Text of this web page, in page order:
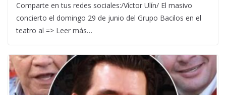
Comparte en tus redes sociales:/Víctor Ulín/ El masivo
concierto el domingo 29 de junio del Grupo Bacilos en el
teatro al => Leer más…